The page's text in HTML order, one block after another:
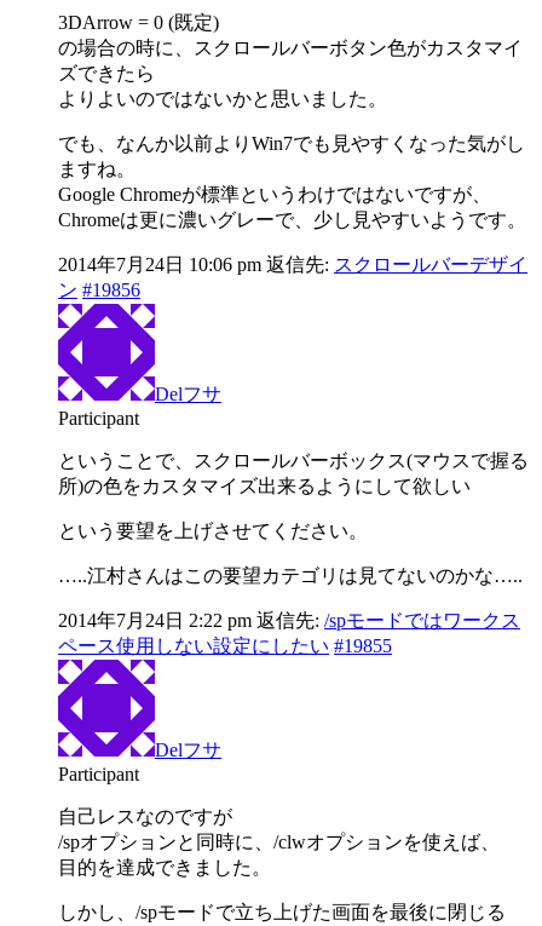
3DArrow = 0 (既定)
の場合の時に、スクロールバーボタン色がカスタマイ
ズできたら
よりよいのではないかと思いました。
でも、なんか以前よりWin7でも見やすくなった気がし
ますね。
Google Chromeが標準というわけではないですが、
Chromeは更に濃いグレーで、少し見やすいようです。
2014年7月24日 10:06 pm 返信先: スクロールバーデザイ
ン #19856
Delフサ
Participant
ということで、スクロールバーボックス(マウスで握る
所)の色をカスタマイズ出来るようにして欲しい
という要望を上げさせてください。
…..江村さんはこの要望カテゴリは見てないのかな…..
2014年7月24日 2:22 pm 返信先: /spモードではワークス
ペース使用しない設定にしたい #19855
Delフサ
Participant
自己レスなのですが
/spオプションと同時に、/clwオプションを使えば、
目的を達成できました。
しかし、/spモードで立ち上げた画面を最後に閉じる